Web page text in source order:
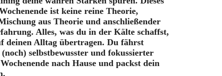
ist keine reine Theorie,
aus Theorie und anschließender
Alles, was du in der Kälte schaffst,
deinen Alltag übertragen. Du fährst
selbstbewusster und fokussierter
nach Hause und packst dein